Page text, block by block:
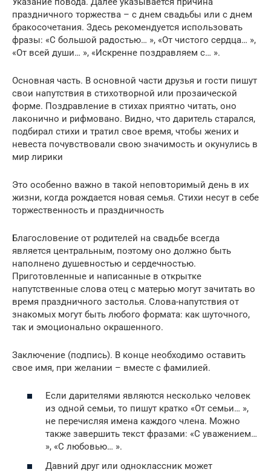
праздничного торжества – с днем свадьбы или с днем
бракосочетания. Здесь рекомендуется использовать
фразы: «С большой радостью… », «От чистого сердца… »,
«От всей души… », «Искренне поздравляем с… ».
Основная часть. В основной части друзья и гости пишут
свои напутствия в стихотворной или прозаической
форме. Поздравление в стихах приятно читать, оно
лаконично и рифмовано. Видно, что даритель старался,
подбирал стихи и тратил свое время, чтобы жених и
невеста почувствовали свою значимость и окунулись в
мир лирики
Это особенно важно в такой неповторимый день в их
жизни, когда рождается новая семья. Стихи несут в себе
торжественность и праздничность
Благословение от родителей на свадьбе всегда
является центральным, поэтому оно должно быть
наполнено душевностью и сердечностью.
Приготовленные и написанные в открытке
напутственные слова отец с матерью могут зачитать во
время праздничного застолья. Слова-напутствия от
знакомых могут быть любого формата: как шуточного,
так и эмоционально окрашенного.
Заключение (подпись). В конце необходимо оставить
свое имя, при желании – вместе с фамилией.
Если дарителями являются несколько человек
из одной семьи, то пишут кратко «От семьи… »,
не перечисляя имена каждого члена. Можно
также завершить текст фразами: «С уважением…
», «С любовью… ».
Давний друг или одноклассник может